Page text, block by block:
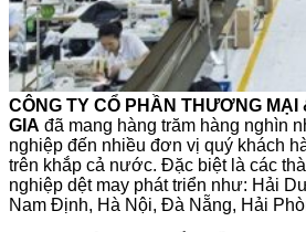
CÔNG TY CỔ PHẦN THƯƠNG MẠI
GIA đã mang hàng trăm hàng nghìn
nghiệp đến nhiều đơn vị quý khách
trên khắp cả nước. Đặc biệt là các
nghiệp dệt may phát triển như: Hải
Nam Định, Hà Nội, Đà Nẵng, Hải